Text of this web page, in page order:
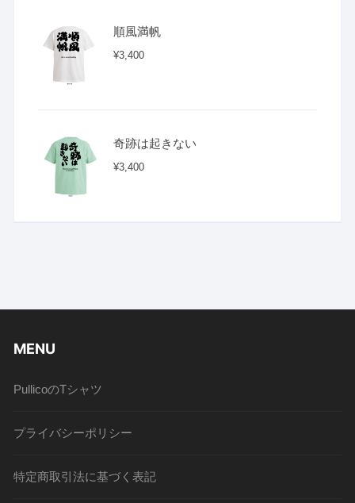
順風満帆
¥3,400
奇跡は起きない
¥3,400
MENU
PullicoのTシャツ
プライバシーポリシー
特定商取引法に基づく表記